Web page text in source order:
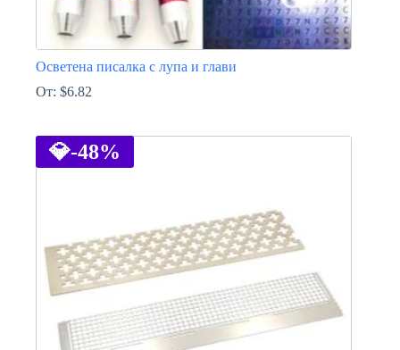
Осветена писалка с лупа и глави
От: $6.82
product
has
multiple
be
chosen
on
the
page
💎-48%